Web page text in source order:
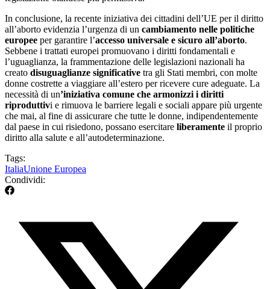
In conclusione, la recente iniziativa dei cittadini dell’UE per il diritto
all’aborto evidenzia l’urgenza di un cambiamento nelle politiche
europee per garantire l’accesso universale e sicuro all’aborto.
Sebbene i trattati europei promuovano i diritti fondamentali e
l’uguaglianza, la frammentazione delle legislazioni nazionali ha
creato disuguaglianze significative tra gli Stati membri, con molte
donne costrette a viaggiare all’estero per ricevere cure adeguate. La
necessità di un’iniziativa comune che armonizzi i diritti
riproduttivi e rimuova le barriere legali e sociali appare più urgente
che mai, al fine di assicurare che tutte le donne, indipendentemente
dal paese in cui risiedono, possano esercitare liberamente il proprio
diritto alla salute e all’autodeterminazione.
Tags:
ItaliaUnione Europea
Condividi: